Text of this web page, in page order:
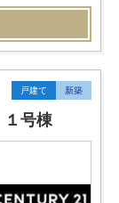
戸建て 新築
号棟